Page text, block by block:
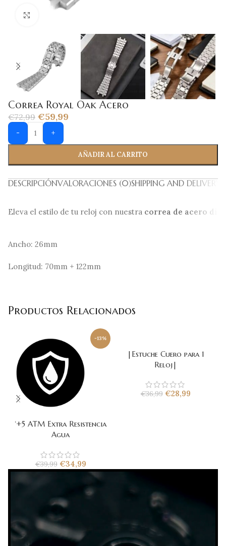
Correa Royal Oak Acero
€72,99 €59,99
- +
AÑADIR AL CARRITO
DESCRIPCIÓNVALORACIONES (0)SHIPPING AND DELIVERY
Eleva el estilo de tu reloj con nuestra correa de acero
Ancho: 26mm
Longitud: 70mm + 122mm
Productos Relacionados
-13%
‘+5 ATM Extra Resistencia
Agua
€39,99 €34,99
|Estuche Cuero para 1
Reloj|
€36,99 €28,99